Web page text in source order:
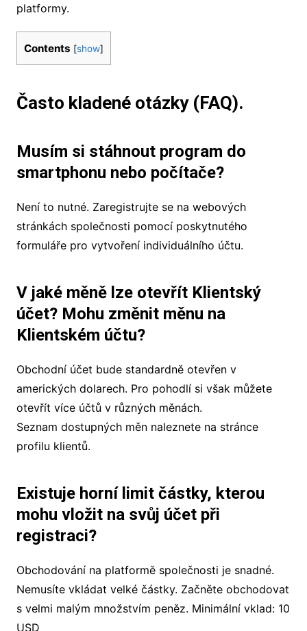
platformy.
Contents [show]
Často kladené otázky (FAQ).
Musím si stáhnout program do
smartphonu nebo počítače?
Není to nutné. Zaregistrujte se na webových
stránkách společnosti pomocí poskytnutého
formuláře pro vytvoření individuálního účtu.
V jaké měně lze otevřít Klientský
účet? Mohu změnit měnu na
Klientském účtu?
Obchodní účet bude standardně otevřen v
amerických dolarech. Pro pohodlí si však můžete
otevřít více účtů v různých měnách.
Seznam dostupných měn naleznete na stránce
profilu klientů.
Existuje horní limit částky, kterou
mohu vložit na svůj účet při
registraci?
Obchodování na platformě společnosti je snadné.
Nemusíte vkládat velké částky. Začněte obchodovat
s velmi malým množstvím peněz. Minimální vklad: 10
USD